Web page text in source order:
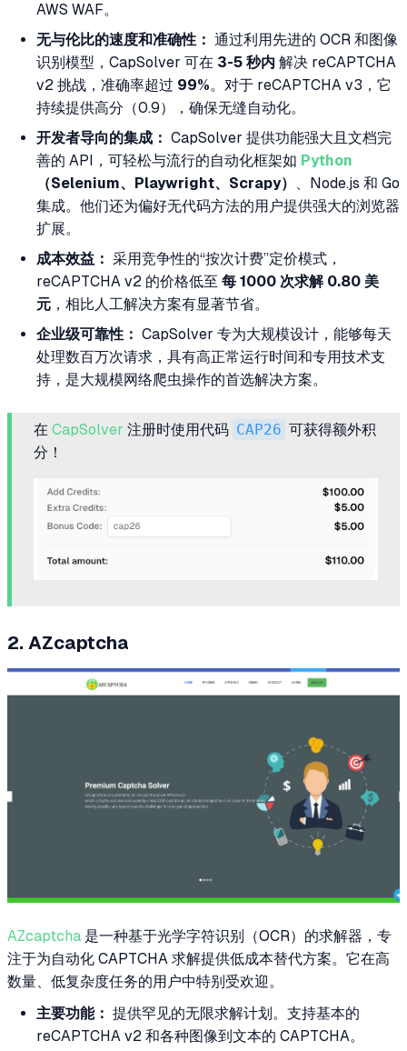
AWS WAF。
无与伦比的速度和准确性： 通过利用先进的 OCR 和图像
识别模型，CapSolver 可在 3-5 秒内 解决 reCAPTCHA
v2 挑战，准确率超过 99%。对于 reCAPTCHA v3，它
持续提供高分（0.9），确保无缝自动化。
开发者导向的集成： CapSolver 提供功能强大且文档完
善的 API，可轻松与流行的自动化框架如 Python
（Selenium、Playwright、Scrapy） 、Node.js 和 Go
集成。他们还为偏好无代码方法的用户提供强大的浏览器
扩展。
成本效益： 采用竞争性的“按次计费”定价模式，
reCAPTCHA v2 的价格低至 每 1000 次求解 0.80 美
元 ，相比人工解决方案有显著节省。
企业级可靠性： CapSolver 专为大规模设计，能够每天
处理数百万次请求，具有高正常运行时间和专用技术支
持，是大规模网络爬虫操作的首选解决方案。
在 CapSolver 注册时使用代码 CAP26 可获得额外积
分！
2. AZcaptcha
AZcaptcha 是一种基于光学字符识别（OCR）的求解器，专
注于为自动化 CAPTCHA 求解提供低成本替代方案。它在高
数量、低复杂度任务的用户中特别受欢迎。
主要功能： 提供罕见的无限求解计划。支持基本的
reCAPTCHA v2 和各种图像到文本的 CAPTCHA。